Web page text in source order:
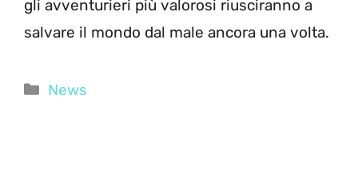
gli avventurieri più valorosi riusciranno a
salvare il mondo dal male ancora una volta.
Categorie
News